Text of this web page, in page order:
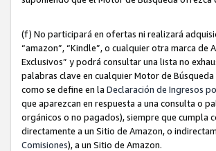
(f) No participará en ofertas ni realizará
“amazon”, “Kindle”, o cualquier otra marca
Exclusivos” y podrá consultar una lista no
palabras clave en cualquier Motor de
como se define en la Declaración de Ingresos
que aparezcan en respuesta a una consulta o
orgánicos o no pagados), siempre que cumpla
directamente a un Sitio de Amazon, o
Comisiones), a un Sitio de Amazon.